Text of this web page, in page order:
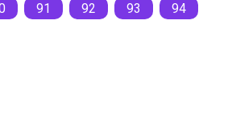
91 92 93 94